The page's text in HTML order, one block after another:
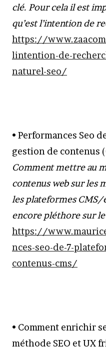
clé. Pour cela il est
qu’est l’intention de
https://
lintention-de-
naturel-seo/
• Performances Seo
gestion de contenus
Comment mettre au
contenus web sur les
les plateformes CMS/
encore pléthore sur
https://
nces-seo-de-7-
contenus-cms/
• Comment enrichir
méthode SEO et UX